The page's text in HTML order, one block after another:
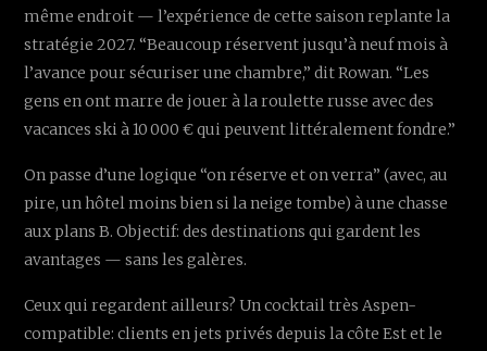
même endroit — l’expérience de cette saison replante la
stratégie 2027. “Beaucoup réservent jusqu’à neuf mois à
l’avance pour sécuriser une chambre,” dit Rowan. “Les
gens en ont marre de jouer à la roulette russe avec des
vacances ski à 10 000 € qui peuvent littéralement fondre.”
On passe d’une logique “on réserve et on verra” (avec, au
pire, un hôtel moins bien si la neige tombe) à une chasse
aux plans B. Objectif: des destinations qui gardent les
avantages — sans les galères.
Ceux qui regardent ailleurs? Un cocktail très Aspen-
compatible: clients en jets privés depuis la côte Est et le